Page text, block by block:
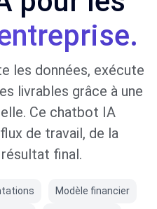
les données, exécute
livrables grâce à une
Ce chatbot IA
de travail, de la
final.
Modèle financier